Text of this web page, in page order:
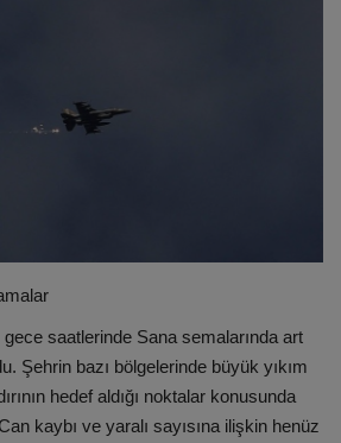
saatlerinde Sana semalarında art
Şehrin bazı bölgelerinde büyük yıkım
hedef aldığı noktalar konusunda
kaybı ve yaralı sayısına ilişkin henüz